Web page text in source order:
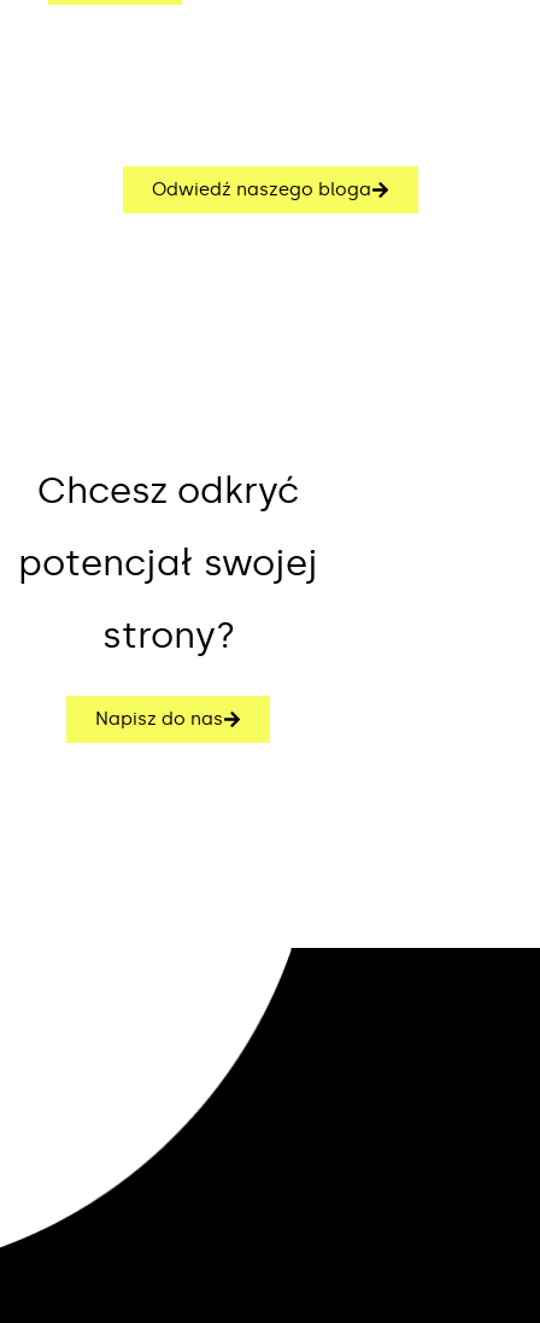
Odwiedź naszego bloga
Chcesz odkryć
potencjał swojej
strony?
Napisz do nas